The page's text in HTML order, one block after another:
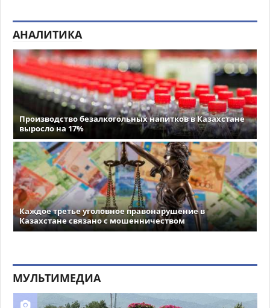
АНАЛИТИКА
Производство безалкогольных напитков в Казахстане
выросло на 17%
Каждое третье уголовное правонарушение в
Казахстане связано с мошенничеством
МУЛЬТИМЕДИА